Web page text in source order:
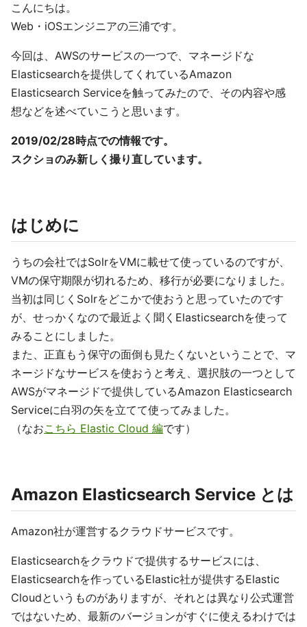
こんにちは。
Web・iOSエンジニアの三浦です。
今回は、AWSのサービスの一つで、マネージドな
Elasticsearchを提供してくれているAmazon
Elasticsearch Serviceを触ってみたので、その内容や感
想などを述べていこうと思います。
2019/02/28時点での情報です。
スクショのみ新しく撮り直しています。
はじめに
うちの会社ではSolrをVMに載せて使っているのですが、
VMの保守期限が切れるため、移行が必要になりました。
当初は同じくSolrをどこかで使おうと思っていたのです
が、せっかくなので最近よく聞くElasticsearchを使って
みることにしました。
また、正直もう保守の面倒も見たくないということで、マ
ネージドなサービスを使おうと考え、選択肢の一つとして
AWSがマネージドで提供しているAmazon Elasticsearch
Serviceに白羽の矢を立てて使ってみました。
（なおこちら Elastic Cloud 編です）
Amazon Elasticsearch Service とは
Amazon社が運営するクラウドサービスです。
Elasticsearchをクラウドで提供するサービスには、
Elasticsearchを作っているElastic社が提供するElastic
Cloudというものがありますが、それとは異なり公式運営
ではないため、最新のバージョンがすぐに使えるわけでは